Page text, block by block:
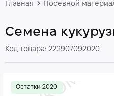
Главная Посевной
Семена
Код товара: 222907092020
Остатки 2020